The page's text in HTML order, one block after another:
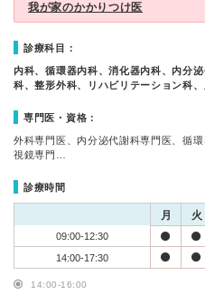
我が家のかかりつけ医
診療科目：
内科、循環器内科、消化器内科、内分
科、整形外科、リハビリテーション科
専門医・資格：
外科専門医、内分泌代謝科専門医、循
視鏡専門…
診療時間
月 火
09:00-12:30
14:00-17:30
14:00-16:00